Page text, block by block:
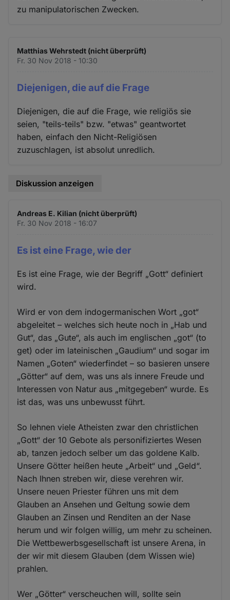
zu manipulatorischen Zwecken.
Matthias Wehrstedt (nicht überprüft)
Fr. 30 Nov 2018 - 10:30
Diejenigen, die auf die Frage
Diejenigen, die auf die Frage, wie religiös sie
seien, "teils-teils" bzw. "etwas" geantwortet
haben, einfach den Nicht-Religiösen
zuzuschlagen, ist absolut unredlich.
Diskussion anzeigen
Andreas E. Kilian (nicht überprüft)
Fr. 30 Nov 2018 - 16:07
Es ist eine Frage, wie der
Es ist eine Frage, wie der Begriff „Gott“ definiert
wird.
Wird er von dem indogermanischen Wort „got“
abgeleitet – welches sich heute noch in „Hab und
Gut“, das „Gute“, als auch im englischen „got“ (to
get) oder im lateinischen „Gaudium“ und sogar im
Namen „Goten“ wiederfindet – so basieren unsere
„Götter“ auf dem, was uns als innere Freude und
Interessen von Natur aus „mitgegeben“ wurde. Es
ist das, was uns unbewusst führt.
So lehnen viele Atheisten zwar den christlichen
„Gott“ der 10 Gebote als personifiziertes Wesen
ab, tanzen jedoch selber um das goldene Kalb.
Unsere Götter heißen heute „Arbeit“ und „Geld“.
Nach Ihnen streben wir, diese verehren wir.
Unsere neuen Priester führen uns mit dem
Glauben an Ansehen und Geltung sowie dem
Glauben an Zinsen und Renditen an der Nase
herum und wir folgen willig, um mehr zu scheinen.
Die Wettbewerbsgesellschaft ist unsere Arena, in
der wir mit diesem Glauben (dem Wissen wie)
prahlen.
Wer „Götter“ verscheuchen will, sollte sein